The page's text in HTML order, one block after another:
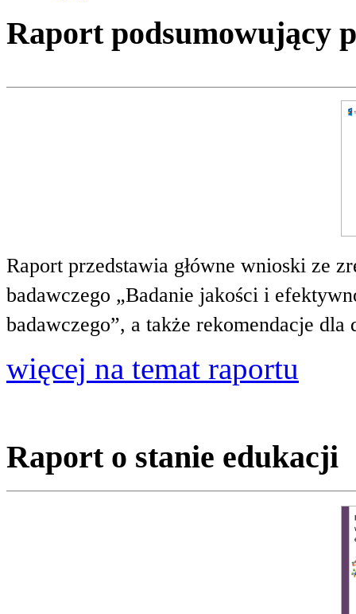
Raport podsumowujący
Raport przedstawia główne wnioski ze
badawczego „Badanie jakości i
badawczego”, a także rekomendacje
więcej na temat raportu
Raport o stanie edukacji